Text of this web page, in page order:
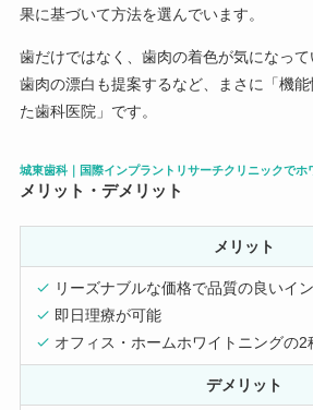
果に基づいて方法を選んでいます。
歯だけではなく、歯肉の着色が気になっ
歯肉の漂白も提案するなど、まさに「機
た歯科医院」です。
城東歯科｜国際インプラントリサーチクリニックでホ
メリット・デメリット
メリット
リーズナブルな価格で品質の良いイ
即日理療が可能
オフィス・ホームホワイトニングの2
デメリット